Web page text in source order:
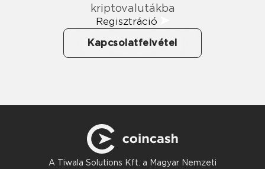
kriptovalutákba
Regisztráció
Kapcsolatfelvétel
A Tiwala Solutions Kft. a Magyar Nemzeti